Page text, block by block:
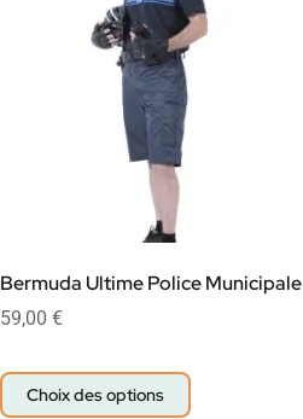
Bermuda Ultime Police Municipale
59,00 €
Choix des options